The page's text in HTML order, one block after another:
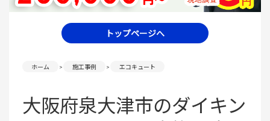
トップページへ
ホーム 施工事例 エコキュート
大阪府泉大津市のダイキン